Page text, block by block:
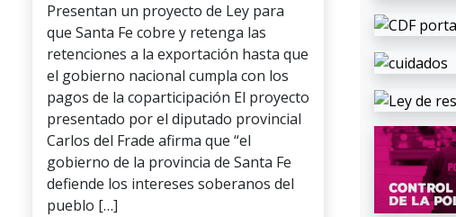
Presentan un proyecto de Ley para
que Santa Fe cobre y retenga las
retenciones a la exportación hasta que
el gobierno nacional cumpla con los
pagos de la coparticipación El proyecto
presentado por el diputado provincial
Carlos del Frade afirma que “el
gobierno de la provincia de Santa Fe
defiende los intereses soberanos del
pueblo […]